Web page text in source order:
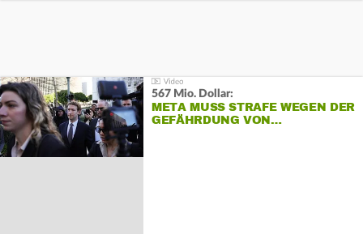
567 Mio. Dollar:
META MUSS STRAFE WEGEN DER
GEFÄHRDUNG VON…